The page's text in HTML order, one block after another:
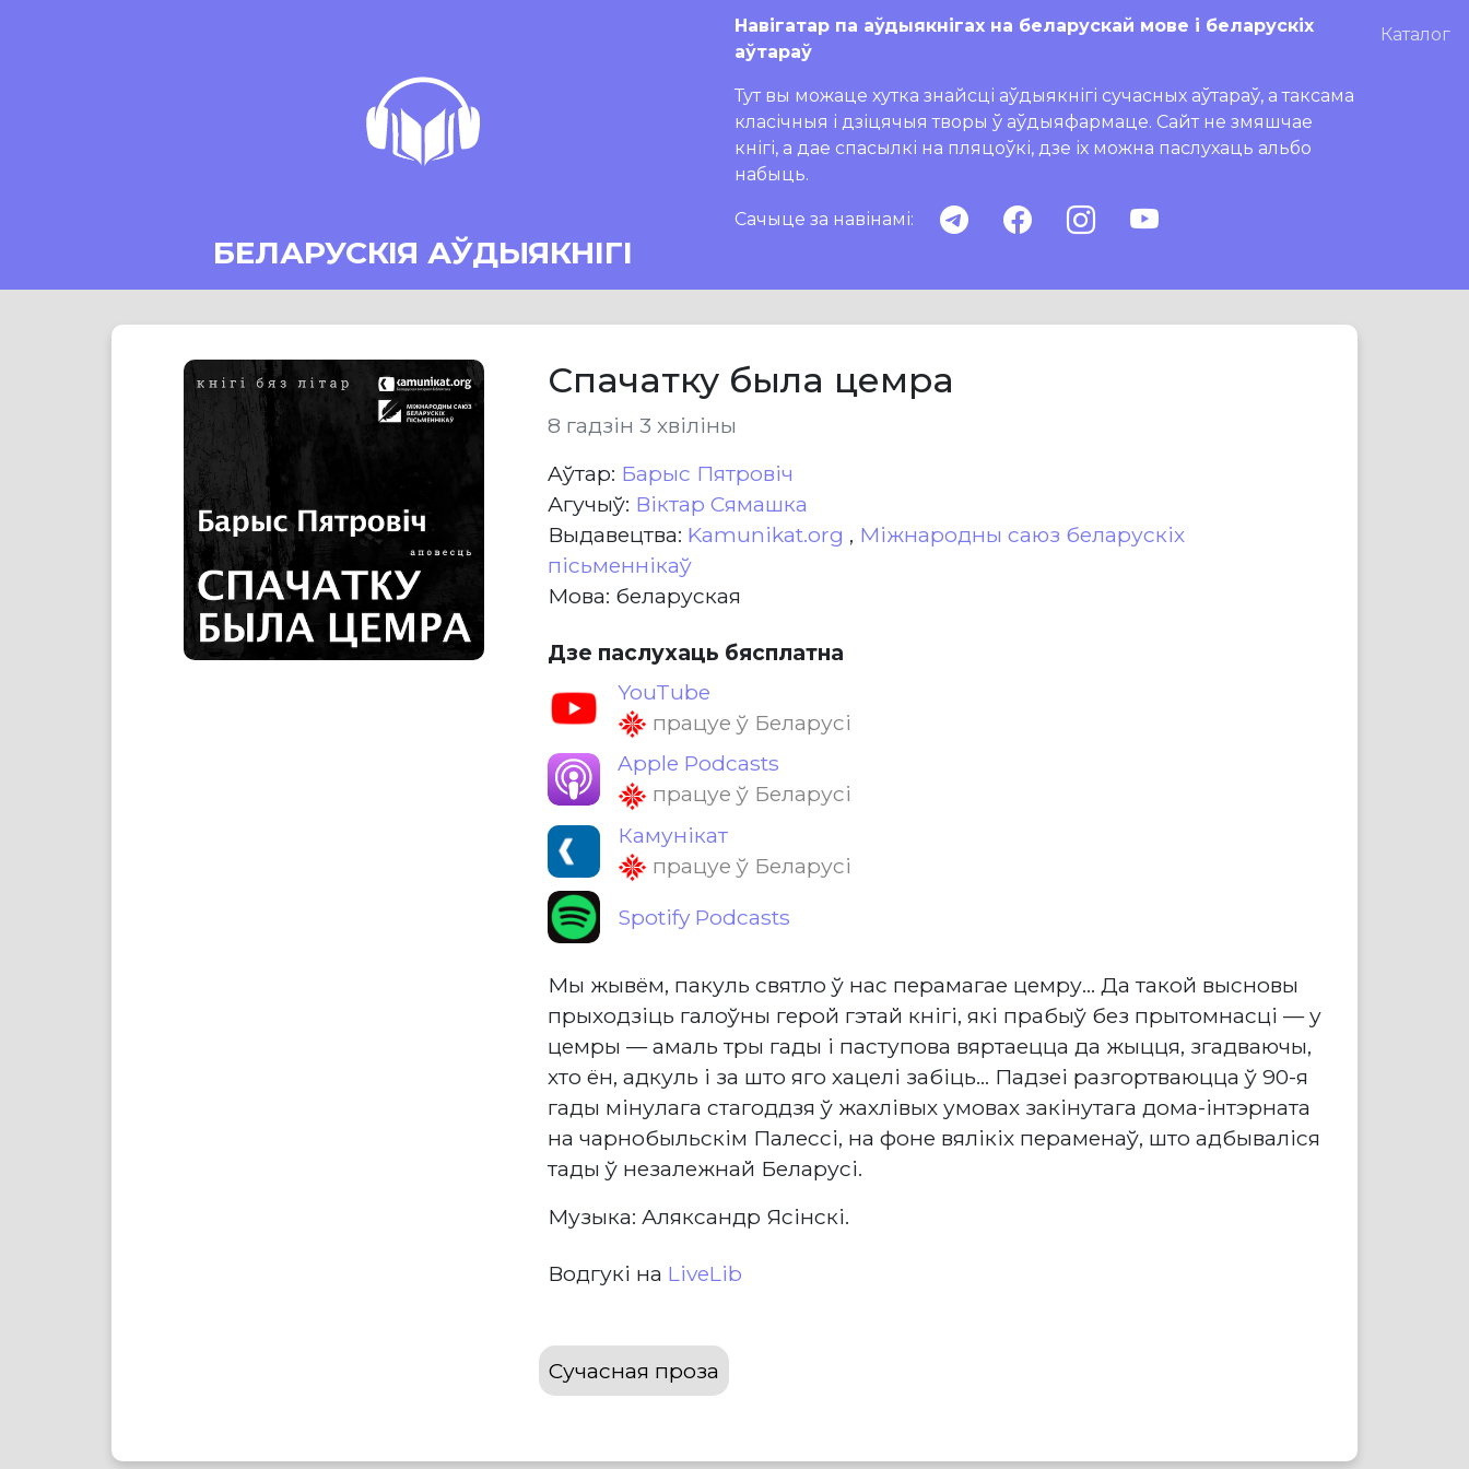
БЕЛАРУСКІЯ АЎДЫЯКНІГІ
Навігатар па аўдыякнігах на беларускай мове і беларускіх
аўтараў
Тут вы можаце хутка знайсці аўдыякнігі сучасных аўтараў, а таксама
класічныя і дзіцячыя творы ў аўдыяфармаце. Сайт не змяшчае
кнігі, а дае спасылкі на пляцоўкі, дзе іх можна паслухаць альбо
набыць.
Сачыце за навінамі:
Каталог
Спачатку была цемра
8 гадзін 3 хвіліны
Aўтар: Барыс Пятровіч
Агучыў: Віктар Сямашка
Выдавецтва: Kamunikat.org , Міжнародны саюз беларускіх
пісьменнікаў
Мова: беларуская
Дзе паслухаць бясплатна
YouTube
працуе ў Беларусі
Apple Podcasts
працуе ў Беларусі
Камунікат
працуе ў Беларусі
Spotify Podcasts
Мы жывём, пакуль святло ў нас перамагае цемру… Да такой высновы
прыходзіць галоўны герой гэтай кнігі, які прабыў без прытомнасці — у
цемры — амаль тры гады і паступова вяртаецца да жыцця, згадваючы,
хто ён, адкуль і за што яго хацелі забіць… Падзеі разгортваюцца ў 90-я
гады мінулага стагоддзя ў жахлівых умовах закінутага дома-інтэрната
на чарнобыльскім Палессі, на фоне вялікіх пераменаў, што адбываліся
тады ў незалежнай Беларусі.
Музыка: Аляксандр Ясінскі.
Водгукі на LiveLib
Сучасная проза